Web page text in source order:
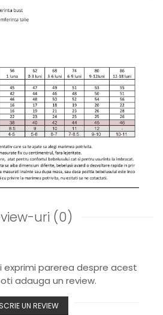
uri (0)
exprimi parerea despre acest
adauga un review.
SCRIE UN REVIEW